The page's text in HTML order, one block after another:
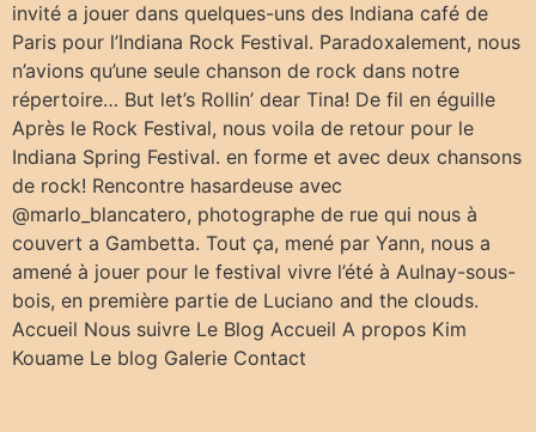
invité a jouer dans quelques-uns des Indiana café de
Paris pour l’Indiana Rock Festival. Paradoxalement, nous
n’avions qu’une seule chanson de rock dans notre
répertoire… But let’s Rollin’ dear Tina! De fil en éguille
Après le Rock Festival, nous voila de retour pour le
Indiana Spring Festival. en forme et avec deux chansons
de rock! Rencontre hasardeuse avec
@marlo_blancatero, photographe de rue qui nous à
couvert a Gambetta. Tout ça, mené par Yann, nous a
amené à jouer pour le festival vivre l’été à Aulnay-sous-
bois, en première partie de Luciano and the clouds.
Accueil Nous suivre Le Blog Accueil A propos Kim
Kouame Le blog Galerie Contact